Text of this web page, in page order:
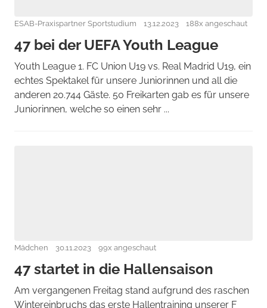
ESAB-Praxispartner Sportstudium 13.12.2023 188x angeschaut
47 bei der UEFA Youth League
Youth League 1. FC Union U19 vs. Real Madrid U19, ein
echtes Spektakel für unsere Juniorinnen und all die
anderen 20.744 Gäste. 50 Freikarten gab es für unsere
Juniorinnen, welche so einen sehr ...
Mädchen 30.11.2023 99x angeschaut
47 startet in die Hallensaison
Am vergangenen Freitag stand aufgrund des raschen
Wintereinbruchs das erste Hallentraining unserer F